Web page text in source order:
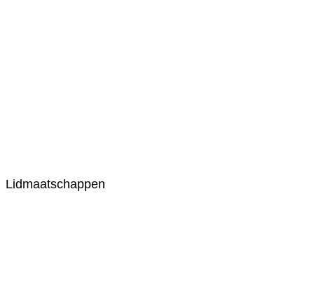
Lidmaatschappen